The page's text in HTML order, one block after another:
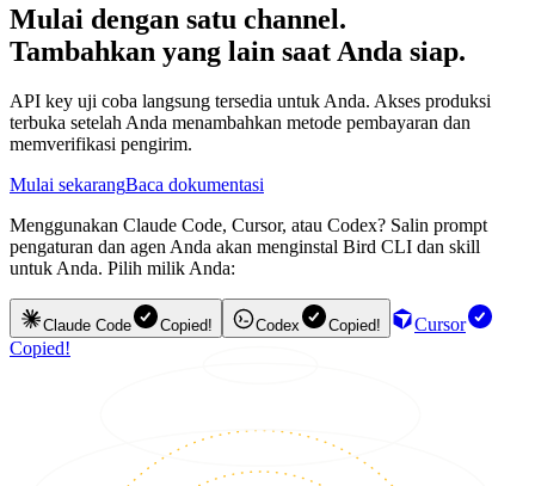
Mulai dengan satu channel.
Tambahkan yang lain saat Anda siap.
API key uji coba langsung tersedia untuk Anda. Akses produksi
terbuka setelah Anda menambahkan metode pembayaran dan
memverifikasi pengirim.
Mulai sekarangBaca dokumentasi
Menggunakan Claude Code, Cursor, atau Codex? Salin prompt
pengaturan dan agen Anda akan menginstal Bird CLI dan skill
untuk Anda. Pilih milik Anda:
Claude Code Copied! Codex Copied!
Cursor
Copied!